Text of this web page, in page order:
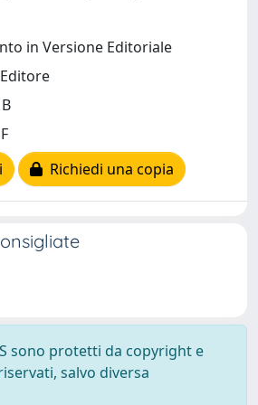
in Versione Editoriale
Richiedi una copia
sono protetti da copyright e
salvo diversa